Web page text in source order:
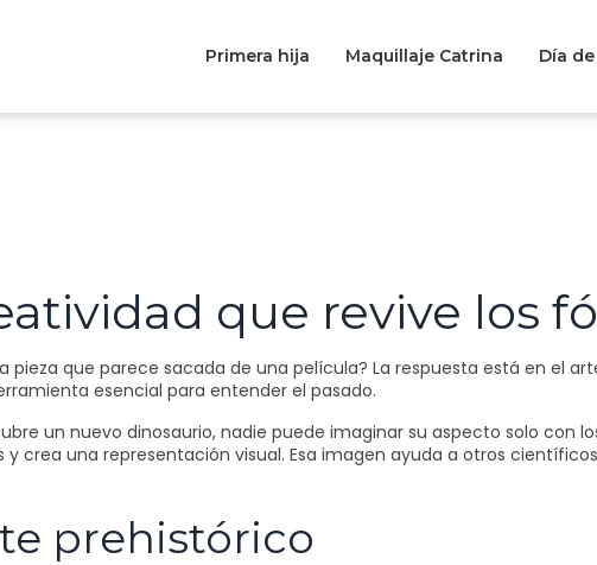
Primera hija Maquillaje Catrina Día
que revive los
que parece sacada de una película? La respuesta está en el
esencial para entender el pasado.
un nuevo dinosaurio, nadie puede imaginar su aspecto solo con
una representación visual. Esa imagen ayuda a otros
prehistórico